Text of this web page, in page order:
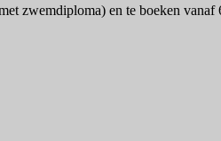
zwemdiploma) en te boeken